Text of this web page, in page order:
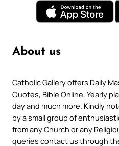
About us
Catholic Gallery offers Daily
Quotes, Bible Online, Yearly
day and much more. Kindly
by a small group of
from any Church or any
queries contact us through